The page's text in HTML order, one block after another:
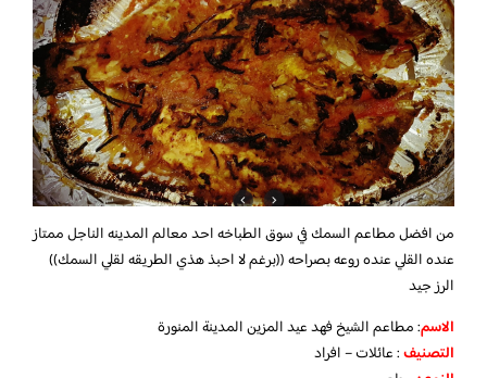
من افضل مطاعم السمك في سوق الطباخه احد معالم المدينه الناجل ممتاز
عنده القلي عنده روعه بصراحه ((برغم لا احبذ هذي الطريقه لقلي السمك))
الرز جيد
الاسم: مطاعم الشيخ فهد عيد المزين المدينة المنورة
التصنيف: عائلات – افراد